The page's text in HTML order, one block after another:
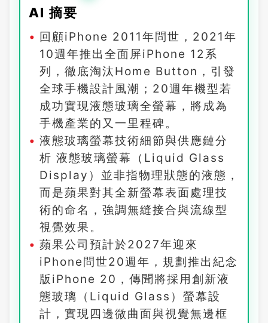
AI 摘要
回顧iPhone 2011年問世，2021年
10週年推出全面屏iPhone 12系
列，徹底淘汰Home Button，引發
全球手機設計風潮；20週年機型若
成功實現液態玻璃全螢幕，將成為
手機產業的又一里程碑。
液態玻璃螢幕技術細節與供應鏈分
析 液態玻璃螢幕（Liquid Glass
Display）並非指物理狀態的液態，
而是蘋果對其全新螢幕表面處理技
術的命名，強調無縫接合與流線型
視覺效果。
蘋果公司預計於2027年迎來
iPhone問世20週年，規劃推出紀念
版iPhone 20，傳聞將採用創新液
態玻璃（Liquid Glass）螢幕設
計，實現四邊微曲面與視覺無邊框